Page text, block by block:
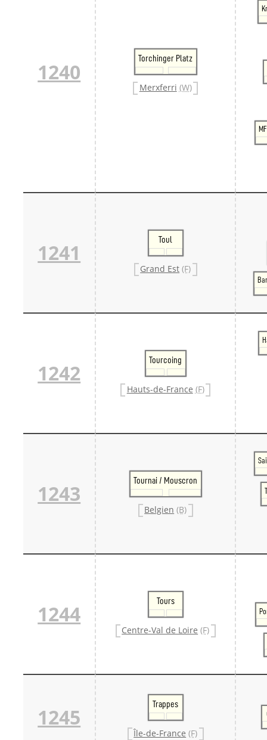
1240
Torchinger Platz
Merxferri (W)
1241
Toul
Grand Est (F)
1242
Tourcoing
Hauts-de-France (F)
1243
Tournai / Mouscron
Belgien (B)
1244
Tours
Centre-Val de Loire (F)
1245
Trappes
Île-de-France (F)